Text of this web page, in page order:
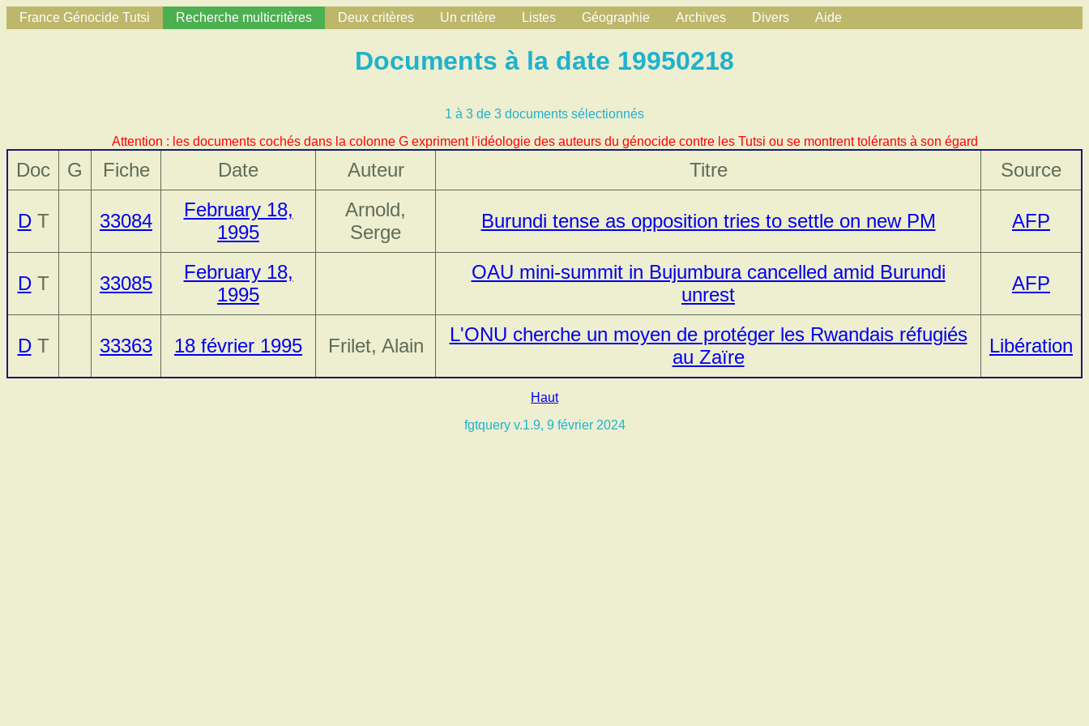
France Génocide Tutsi Recherche multicritères Deux critères Un critère Listes Géographie Archives Divers Aide
Documents à la date 19950218
1 à 3 de 3 documents sélectionnés
Attention : les documents cochés dans la colonne G expriment l'idéologie des auteurs du génocide contre les Tutsi ou se montrent tolérants à son égard
Doc G Fiche Date Auteur Titre Source
DT 33084
February 18,
1995
Arnold,
Serge
Burundi tense as opposition tries to settle on new PM AFP
DT 33085
February 18,
1995
OAU mini-summit in Bujumbura cancelled amid Burundi
unrest
AFP
DT 33363 18 février 1995 Frilet, Alain
L'ONU cherche un moyen de protéger les Rwandais réfugiés
au Zaïre
Libération
Haut
fgtquery v.1.9, 9 février 2024